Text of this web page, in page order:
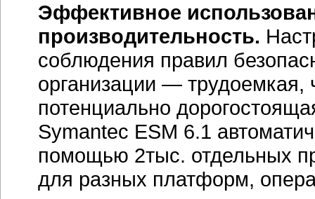
Эффективное
производительность.
соблюдения правил
организации —
потенциально
Symantec ESM 6.1
помощью 2тыс. отдельных
для разных платформ,